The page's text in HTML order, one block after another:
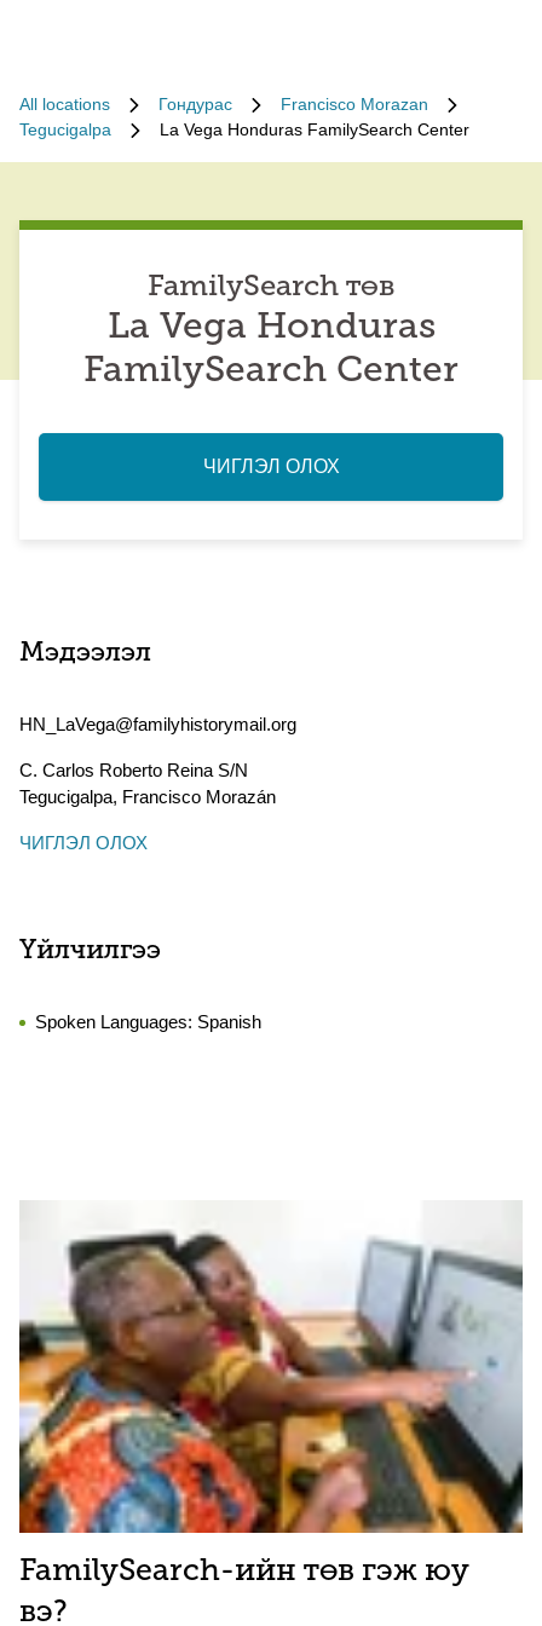
All locations Гондурас
Francisco Morazan
Tegucigalpa
La Vega Honduras FamilySearch Center
FamilySearch төв
La Vega Honduras
FamilySearch Center
ЧИГЛЭЛ ОЛОХ
Мэдээлэл
HN_LaVega@familyhistorymail.org
C. Carlos Roberto Reina S/N
Tegucigalpa, Francisco Morazán
ЧИГЛЭЛ ОЛОХ
Үйлчилгээ
Spoken Languages: Spanish
FamilySearch-ийн төв гэж юу
вэ?